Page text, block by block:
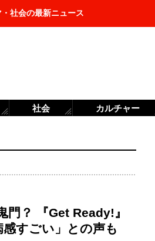
社会の最新ニュース
門？ 『Get Ready!』
すごい」との声も
社会 カルチャー